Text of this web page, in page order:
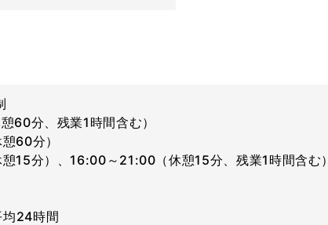
60分、残業1時間含む）
60分）
15分）、16:00～21:00（休憩15分、残業1時間含む）
24時間